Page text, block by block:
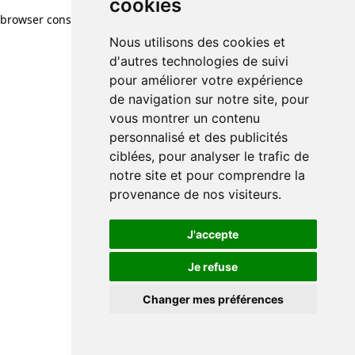
cookies
Nous utilisons des cookies et
d'autres technologies de suivi
pour améliorer votre expérience
de navigation sur notre site, pour
vous montrer un contenu
personnalisé et des publicités
ciblées, pour analyser le trafic de
notre site et pour comprendre la
provenance de nos visiteurs.
J'accepte
Je refuse
Changer mes préférences
browser console for more information)